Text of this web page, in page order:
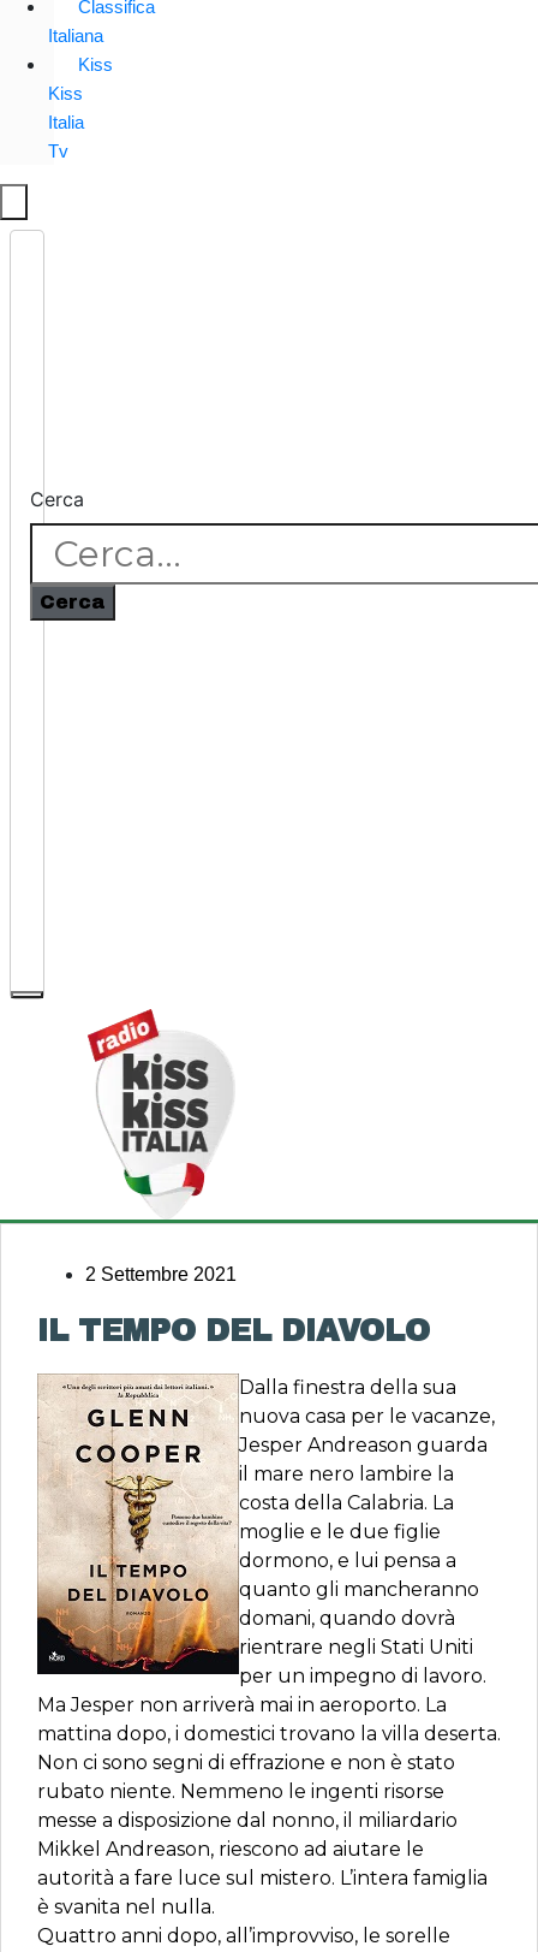
Classifica
Italiana
Kiss
Kiss
Italia
Tv
Cerca
Cerca
2 Settembre 2021
IL TEMPO DEL DIAVOLO
Dalla finestra della sua
nuova casa per le vacanze,
Jesper Andreason guarda
il mare nero lambire la
costa della Calabria. La
moglie e le due figlie
dormono, e lui pensa a
quanto gli mancheranno
domani, quando dovrà
rientrare negli Stati Uniti
per un impegno di lavoro.
Ma Jesper non arriverà mai in aeroporto. La
mattina dopo, i domestici trovano la villa deserta.
Non ci sono segni di effrazione e non è stato
rubato niente. Nemmeno le ingenti risorse
messe a disposizione dal nonno, il miliardario
Mikkel Andreason, riescono ad aiutare le
autorità a fare luce sul mistero. L’intera famiglia
è svanita nel nulla.
Quattro anni dopo, all’improvviso, le sorelle